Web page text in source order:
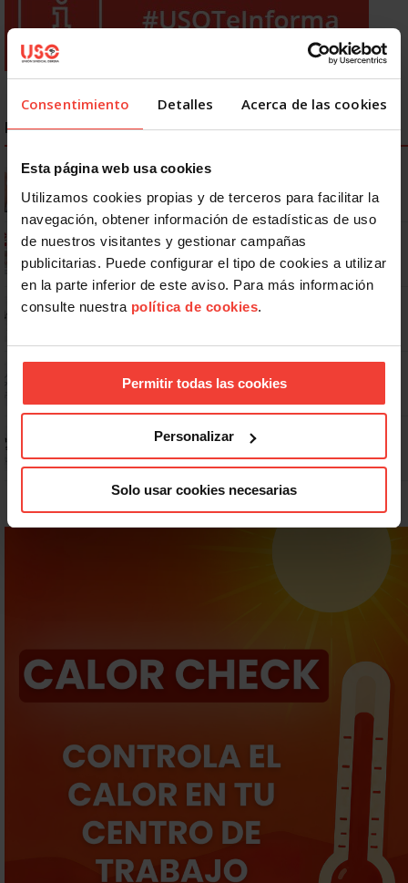
Consentimiento Detalles Acerca de las cookies
Esta página web usa cookies
Utilizamos cookies propias y de terceros para facilitar la
navegación, obtener información de estadísticas de uso
de nuestros visitantes y gestionar campañas
publicitarias. Puede configurar el tipo de cookies a utilizar
en la parte inferior de este aviso. Para más información
consulte nuestra política de cookies.
Permitir todas las cookies
Personalizar
Solo usar cookies necesarias
NOTICIAS MÁS LEÍDAS
Se actualizan las patologías para acceder a la jubilación
Ya os podéis descargar la app de USO
No: si un festivo cae en sábado, no tienen por qué darte un día
Prepara gratis con USO las oposiciones a AGE, Seguridad Social y